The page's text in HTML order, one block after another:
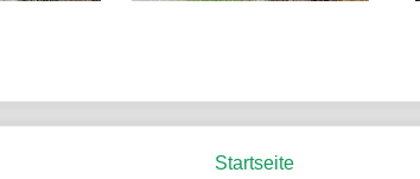
Startseite